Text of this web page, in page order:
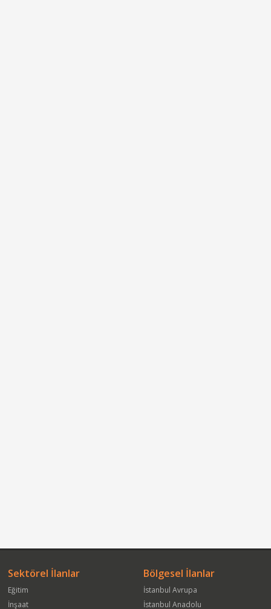
Sektörel İlanlar
Eğitim
İnşaat
Bölgesel İlanlar
İstanbul Avrupa
İstanbul Anadolu